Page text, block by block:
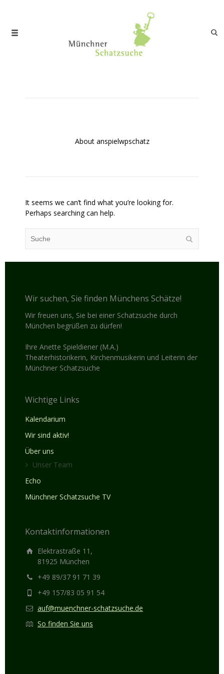
About anspielwpschatz
It seems we can’t find what you’re looking for.
Perhaps searching can help.
Wir suchen, Sie finden Münchens Schätze!
Wir freuen uns, Sie bei einer Schatzsuche durch
München begrüßen zu dürfen!
Ihre Anette Spieldiener (M.A.)
Theaterhistorikerin, Kirchenmusikerin und Leiterin der
Münchner Schatzsuche
Wichtige Links
Kalendarium
Wir sind aktiv!
Über uns
Unser Team
Echo
Münchner Schatzsuche TV
Kontaktinformationen
Elektrastraße 11,
81925 München
+49 89/37 91 71 39
+49 157/83 05 91 54
auf@muenchner-schatzsuche.de
So finden Sie uns